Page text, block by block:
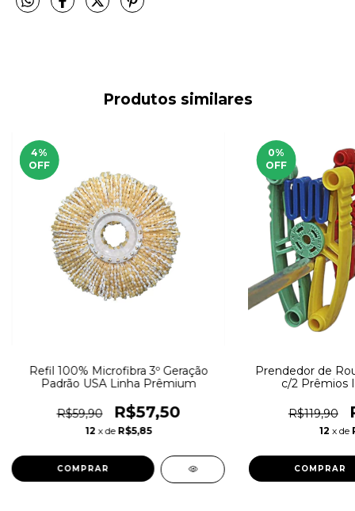
Produtos similares
4%
OFF
Refil 100% Microfibra 3º Geração
Padrão USA Linha Prêmium
R$59,90 R$57,50
12 x de R$5,85
COMPRAR
0%
OFF
Prendedor de
c/2 Prêmios
R$119,90
12 x de
COMPRAR